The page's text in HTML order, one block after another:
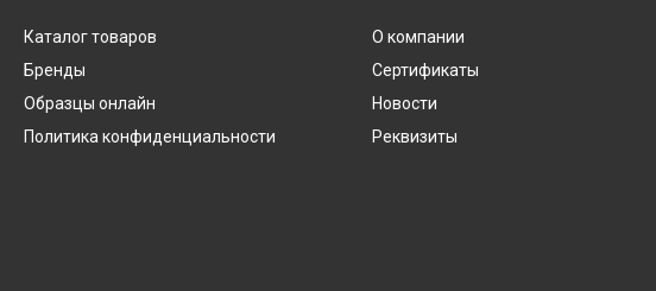
Каталог товаров
Бренды
Образцы онлайн
Политика конфиденциальности
О компании
Сертификаты
Новости
Реквизиты